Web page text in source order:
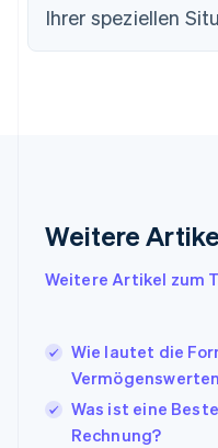
Ihrer speziellen
Weitere
Weitere Artikel zum
Wie lautet die
Was ist eine
Rechnung?
EnglishSvenska
Frankreich
Irland
Italien
日本語
Kanada
EnglishFrançais
Kroatien
English Italiano